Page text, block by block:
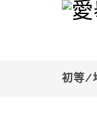
初等/